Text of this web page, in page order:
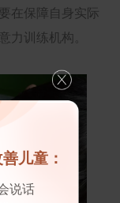
在保障自身实际
力训练机构。
儿童：
说话